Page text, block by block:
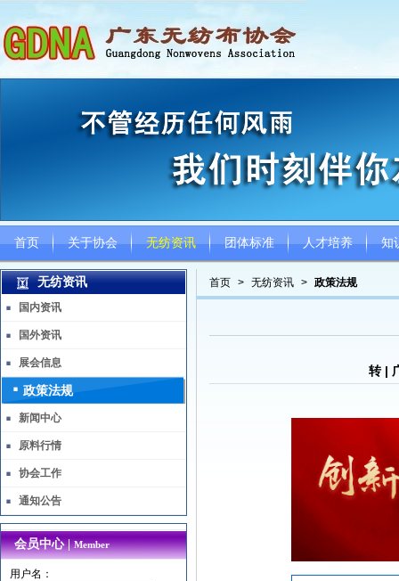
首页 关于协会 无纺资讯 团体标准 人才培养 知
首页 > 无纺资讯 > 政策法规
转 |
无纺资讯
国内资讯
国外资讯
展会信息
政策法规
新闻中心
原料行情
协会工作
通知公告
会员中心 |Member
用户名：